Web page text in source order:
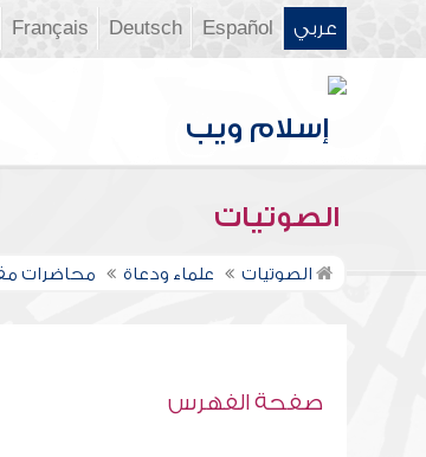
عربي Español
Deutsch
Français
الصوتيات
الصوتيات علماء ودعاة محاضرات
صفحة الفهرس